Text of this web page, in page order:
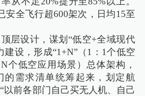
安全飞行超600架次，日均15至
层设计，谋划“低空+全域现代
建设，形成“1+N”（1：1个低空
个低空应用场景）总体架构，
的需求清单统筹起来，划定航
以前各部门自己买无人机、自己